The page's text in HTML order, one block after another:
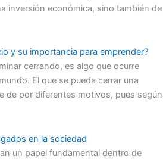
inversión económica, sino también de
y su importancia para emprender?
cerrando, es algo que ocurre
El que se pueda cerrar una
de por diferentes motivos, pues según
en la sociedad
un papel fundamental dentro de